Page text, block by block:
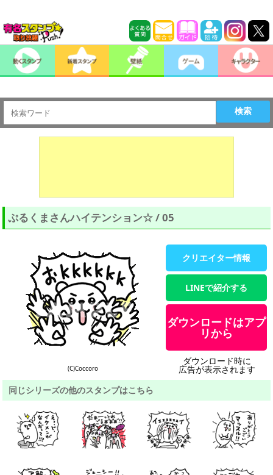
検索
ぷるくまさんハイテンション☆ / 05
(C)Coccoro
クリエイター情報
LINEで紹介する
ダウンロードはアプ
リから
ダウンロード時に
広告が表示されます
同じシリーズの他のスタンプはこちら